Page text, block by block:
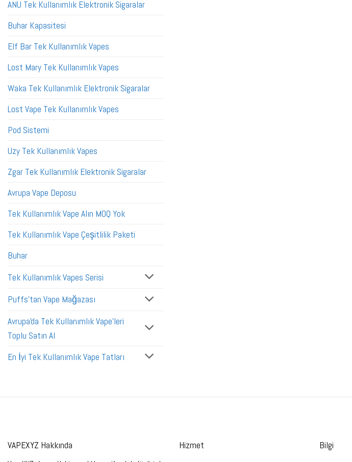
ANU Tek Kullanımlık Elektronik Sigaralar
Buhar Kapasitesi
Elf Bar Tek Kullanımlık Vapes
Lost Mary Tek Kullanımlık Vapes
Waka Tek Kullanımlık Elektronik Sigaralar
Lost Vape Tek Kullanımlık Vapes
Pod Sistemi
Uzy Tek Kullanımlık Vapes
Zgar Tek Kullanımlık Elektronik Sigaralar
Avrupa Vape Deposu
Tek Kullanımlık Vape Alın MOQ Yok
Tek Kullanımlık Vape Çeşitlilik Paketi
Buhar
Tek Kullanımlık Vapes Serisi
Puffs'tan Vape Mağazası
Avrupa'da Tek Kullanımlık Vape'leri
Toplu Satın Al
En İyi Tek Kullanımlık Vape Tatları
VAPEXYZ Hakkında Hizmet Bilgi